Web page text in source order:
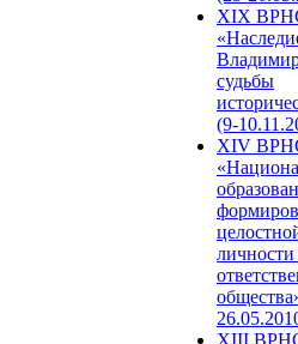
XIX
судьбы
(9-
XIV
XIII